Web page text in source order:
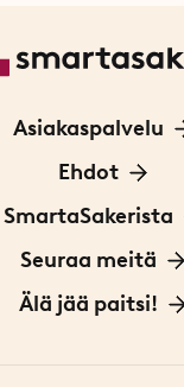
Asiakaspalvelu
Ota yhteyttä
Ehdot
Tietoa evästeistä
Yksityisyydensuoja
Sopimusehdot
SmartaSakerista
Meistä
Myymälä
Seuraa meitä
Innovaattoriblogi
Älä jää paitsi!